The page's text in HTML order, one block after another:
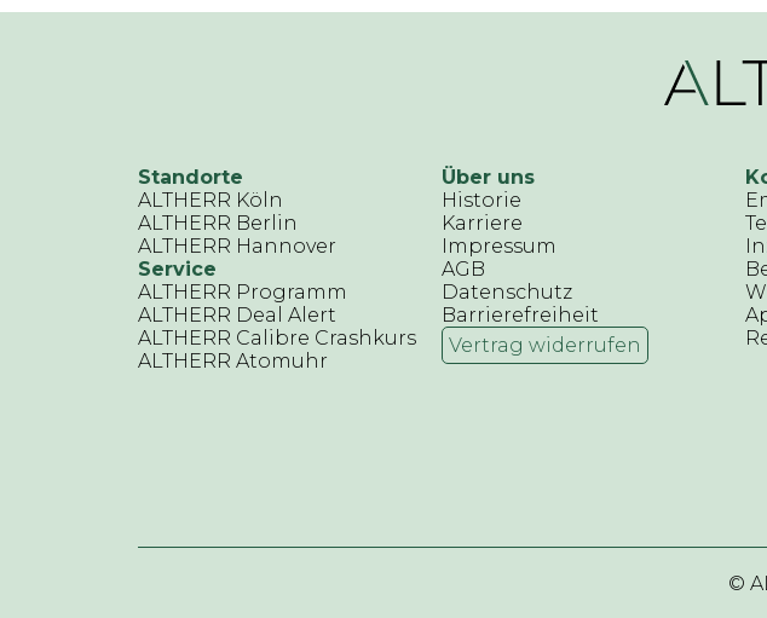
Standorte
ALTHERR Köln
ALTHERR Berlin
ALTHERR Hannover
Service
ALTHERR Programm
ALTHERR Deal Alert
ALTHERR Calibre Crashkurs
ALTHERR Atomuhr
Über uns
Historie
Karriere
Impressum
AGB
Datenschutz
Barrierefreiheit
Vertrag widerrufen
©